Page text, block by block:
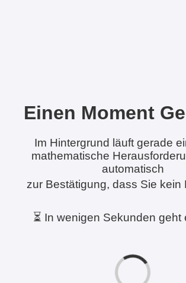
Einen Moment
Im Hintergrund läuft gerade
mathematische
automatisch
zur Bestätigung, dass Sie kein
⏳ In wenigen Sekunden geht